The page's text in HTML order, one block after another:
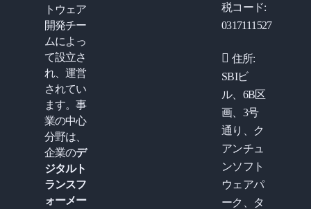
トウェア
開発チー
ムによっ
て設立さ
れ、運営
されてい
ます。事
業の中心
分野は、
企業のデ
ジタルト
ランスフ
ォーメー
税コード:
0317111527
住所:
SBIビ
ル、6B区
画、3号
通り、ク
アンチュ
ンソフト
ウェアパ
ーク、タ